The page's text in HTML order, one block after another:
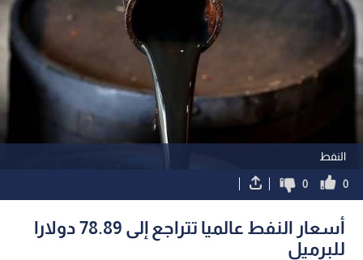
النفط
0
0
أسعار النفط عالميا تتراجع إلى 78.89 دولارا
للبرميل